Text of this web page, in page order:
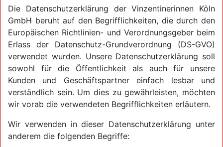
Die Datenschutzerklärung der Vinzentinerinnen Köln
GmbH beruht auf den Begrifflichkeiten, die durch den
Europäischen Richtlinien- und Verordnungsgeber beim
Erlass der Datenschutz-Grundverordnung (DS-GVO)
verwendet wurden. Unsere Datenschutzerklärung soll
sowohl für die Öffentlichkeit als auch für unsere
Kunden und Geschäftspartner einfach lesbar und
verständlich sein. Um dies zu gewährleisten, möchten
wir vorab die verwendeten Begrifflichkeiten erläutern.
Wir verwenden in dieser Datenschutzerklärung unter
anderem die folgenden Begriffe: